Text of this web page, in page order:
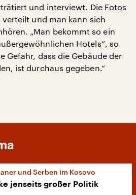
und interviewt. Die Fotos
und man kann sich
„Man bekommt so ein
Hotels“, so
Gefahr, dass die Gebäude der
ist durchaus gegeben.“
und Serben im Kosovo
jenseits großer Politik